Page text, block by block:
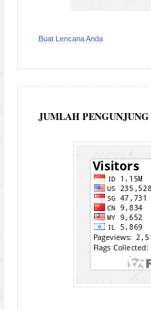
Buat Lencana Anda
JUMLAH PENGUNJUNG